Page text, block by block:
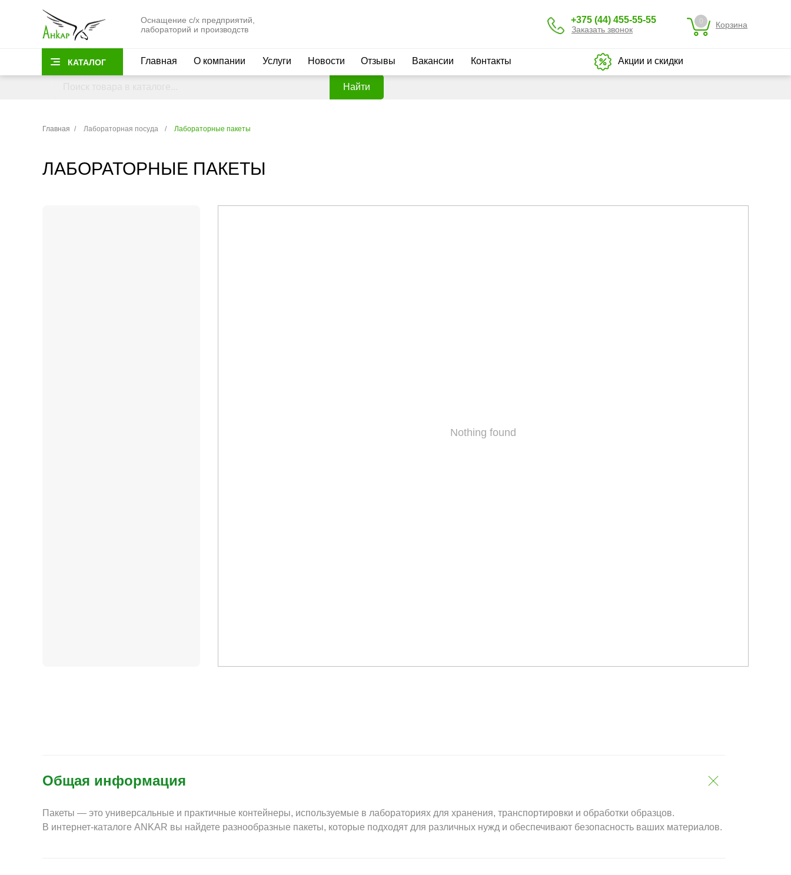
Оснащение с/х предприятий,
лабораторий и производств
+375 (44) 455-55-55
Заказать звонок
КАТАЛОГ Акции и скидки
Главная О компании Услуги Новости Отзывы Вакансии Контакты
Корзина
0
Найти
Главная / Лабораторная посуда Лабораторные пакеты
/
ЛАБОРАТОРНЫЕ ПАКЕТЫ
Nothing found
Общая информация
Пакеты — это универсальные и практичные контейнеры, используемые в лабораториях для хранения, транспортировки и обработки образцов.
В интернет-каталоге ANKAR вы найдете разнообразные пакеты, которые подходят для различных нужд и обеспечивают безопасность ваших материалов.